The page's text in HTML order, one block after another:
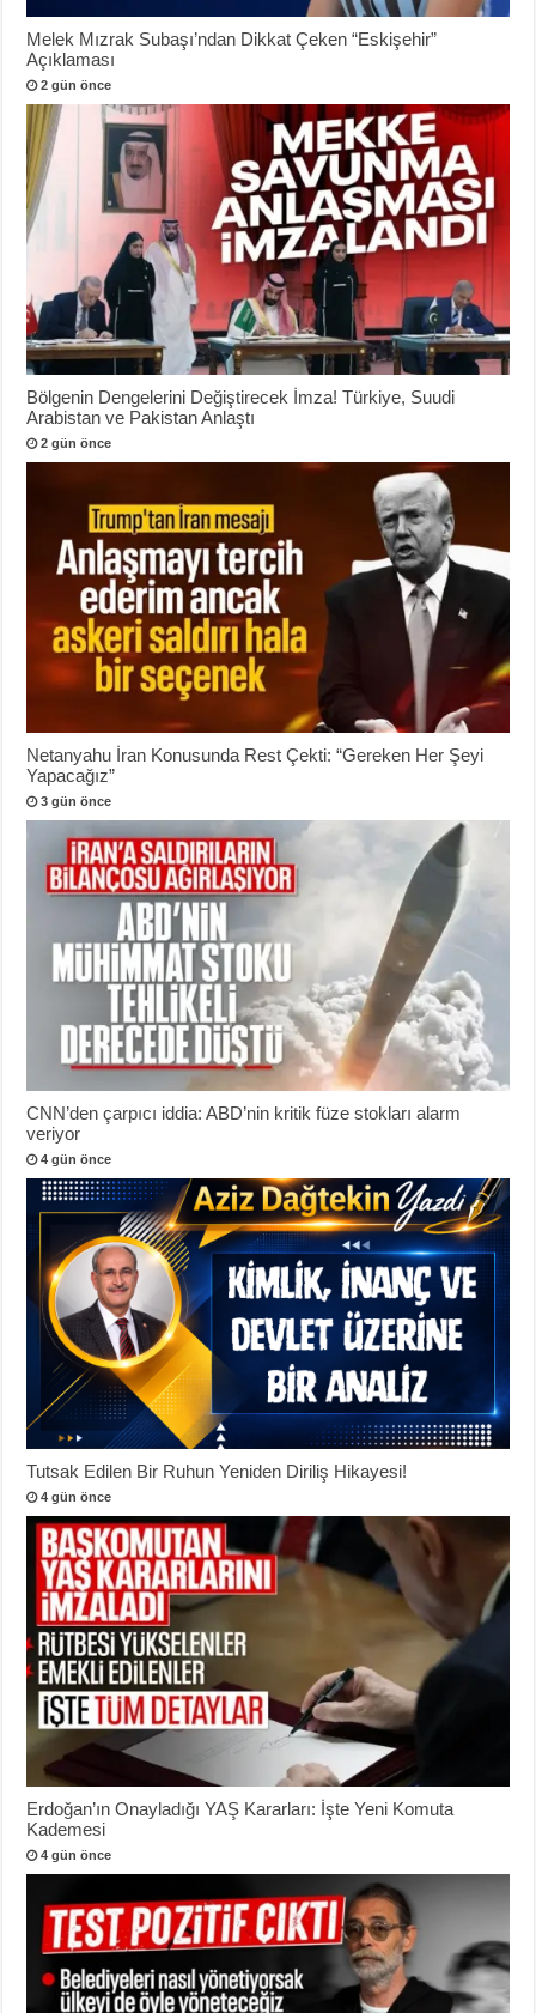
Melek Mızrak Subaşı’ndan Dikkat Çeken “Eskişehir”
Açıklaması
2 gün önce
Bölgenin Dengelerini Değiştirecek İmza! Türkiye, Suudi
Arabistan ve Pakistan Anlaştı
2 gün önce
Netanyahu İran Konusunda Rest Çekti: “Gereken Her Şeyi
Yapacağız”
3 gün önce
CNN’den çarpıcı iddia: ABD’nin kritik füze stokları alarm
veriyor
4 gün önce
Tutsak Edilen Bir Ruhun Yeniden Diriliş Hikayesi!
4 gün önce
Erdoğan’ın Onayladığı YAŞ Kararları: İşte Yeni Komuta
Kademesi
4 gün önce